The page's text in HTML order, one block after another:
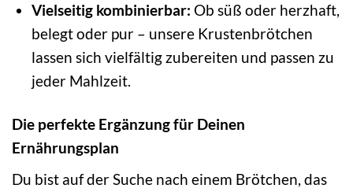
Vielseitig kombinierbar: Ob süß oder herzhaft,
belegt oder pur – unsere Krustenbrötchen
lassen sich vielfältig zubereiten und passen zu
jeder Mahlzeit.
Die perfekte Ergänzung für Deinen
Ernährungsplan
Du bist auf der Suche nach einem Brötchen, das